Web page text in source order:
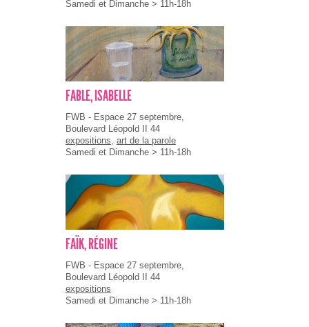
Samedi et Dimanche > 11h-18h
FABLE, ISABELLE
FWB - Espace 27 septembre,
Boulevard Léopold II 44
expositions, art de la parole
Samedi et Dimanche > 11h-18h
FAÏK, RÉGINE
FWB - Espace 27 septembre,
Boulevard Léopold II 44
expositions
Samedi et Dimanche > 11h-18h